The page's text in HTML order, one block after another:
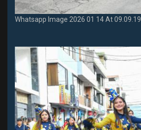
Whatsapp Image 2026 01 14 At 09.09.19